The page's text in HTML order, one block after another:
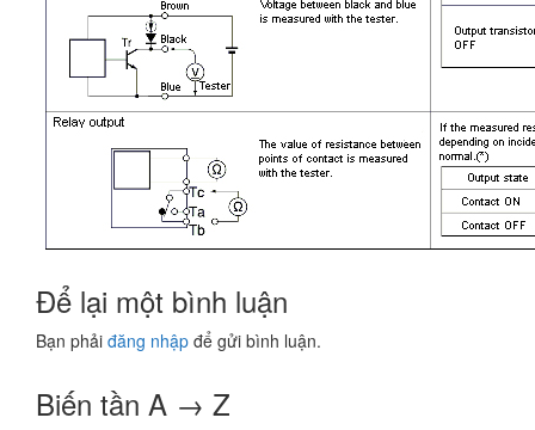
Để lại một bình luận
Bạn phải đăng nhập để gửi bình luận.
Biến tần A → Z